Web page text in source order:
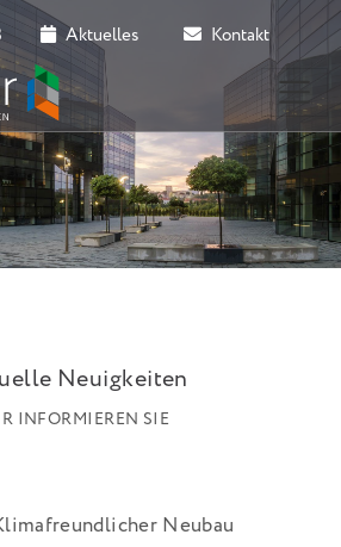
Aktuelles Kontakt
Neuigkeiten
INFORMIEREN SIE